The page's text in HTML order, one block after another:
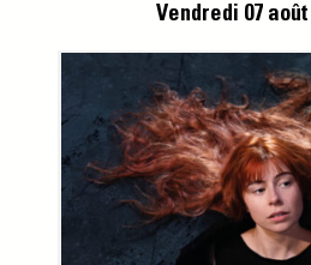
Vendredi 07 août